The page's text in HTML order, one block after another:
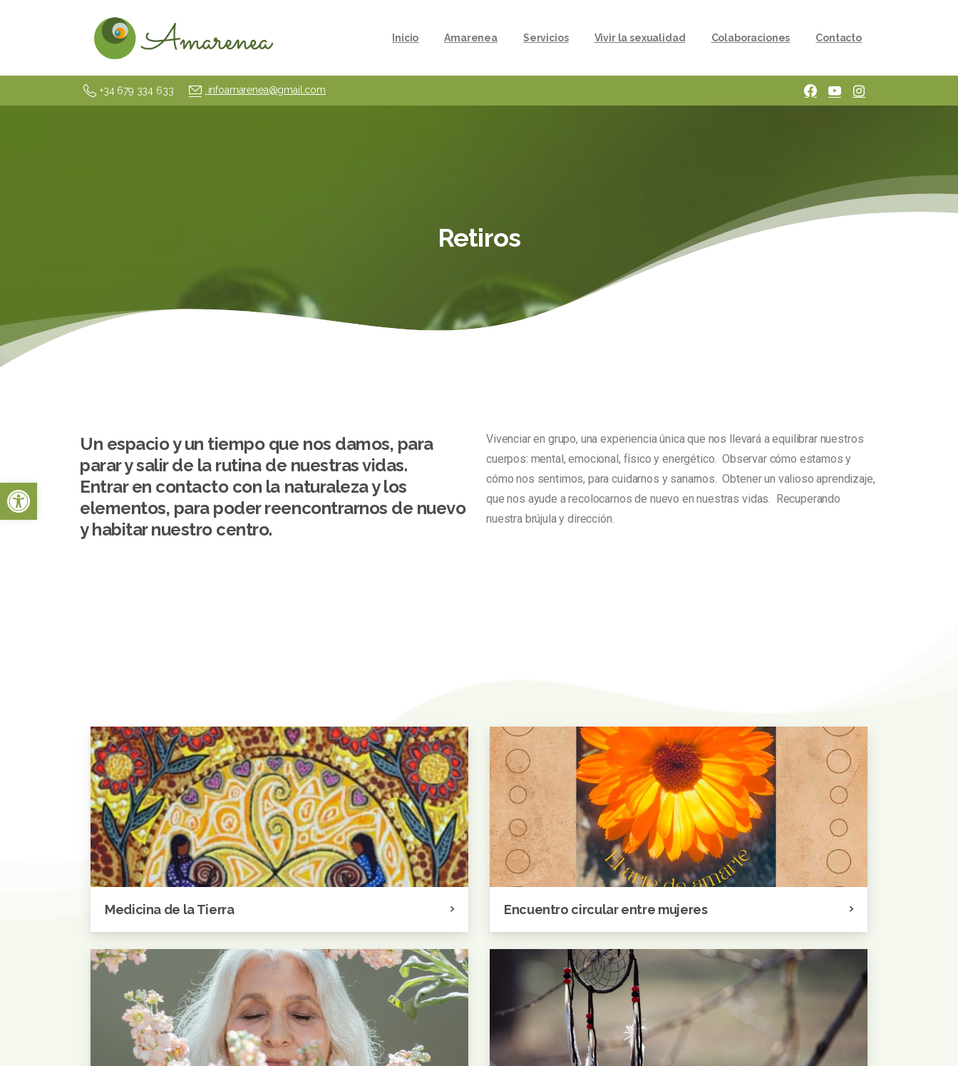
Abrir barra de herramientas
Inicio Amarenea Servicios Vivir la sexualidad Colaboraciones Contacto
+34 679 334 633 infoamarenea@gmail.com
Retiros
Un espacio y un tiempo que nos damos, para
parar y salir de la rutina de nuestras vidas.
Entrar en contacto con la naturaleza y los
elementos, para poder reencontrarnos de nuevo
y habitar nuestro centro.
Vivenciar en grupo, una experiencia única que nos llevará a equilibrar nuestros
cuerpos: mental, emocional, físico y energético. Observar cómo estamos y
cómo nos sentimos, para cuidarnos y sanarnos. Obtener un valioso aprendizaje,
que nos ayude a recolocarnos de nuevo en nuestras vidas. Recuperando
nuestra brújula y dirección.
Medicina de la Tierra Encuentro circular entre mujeres